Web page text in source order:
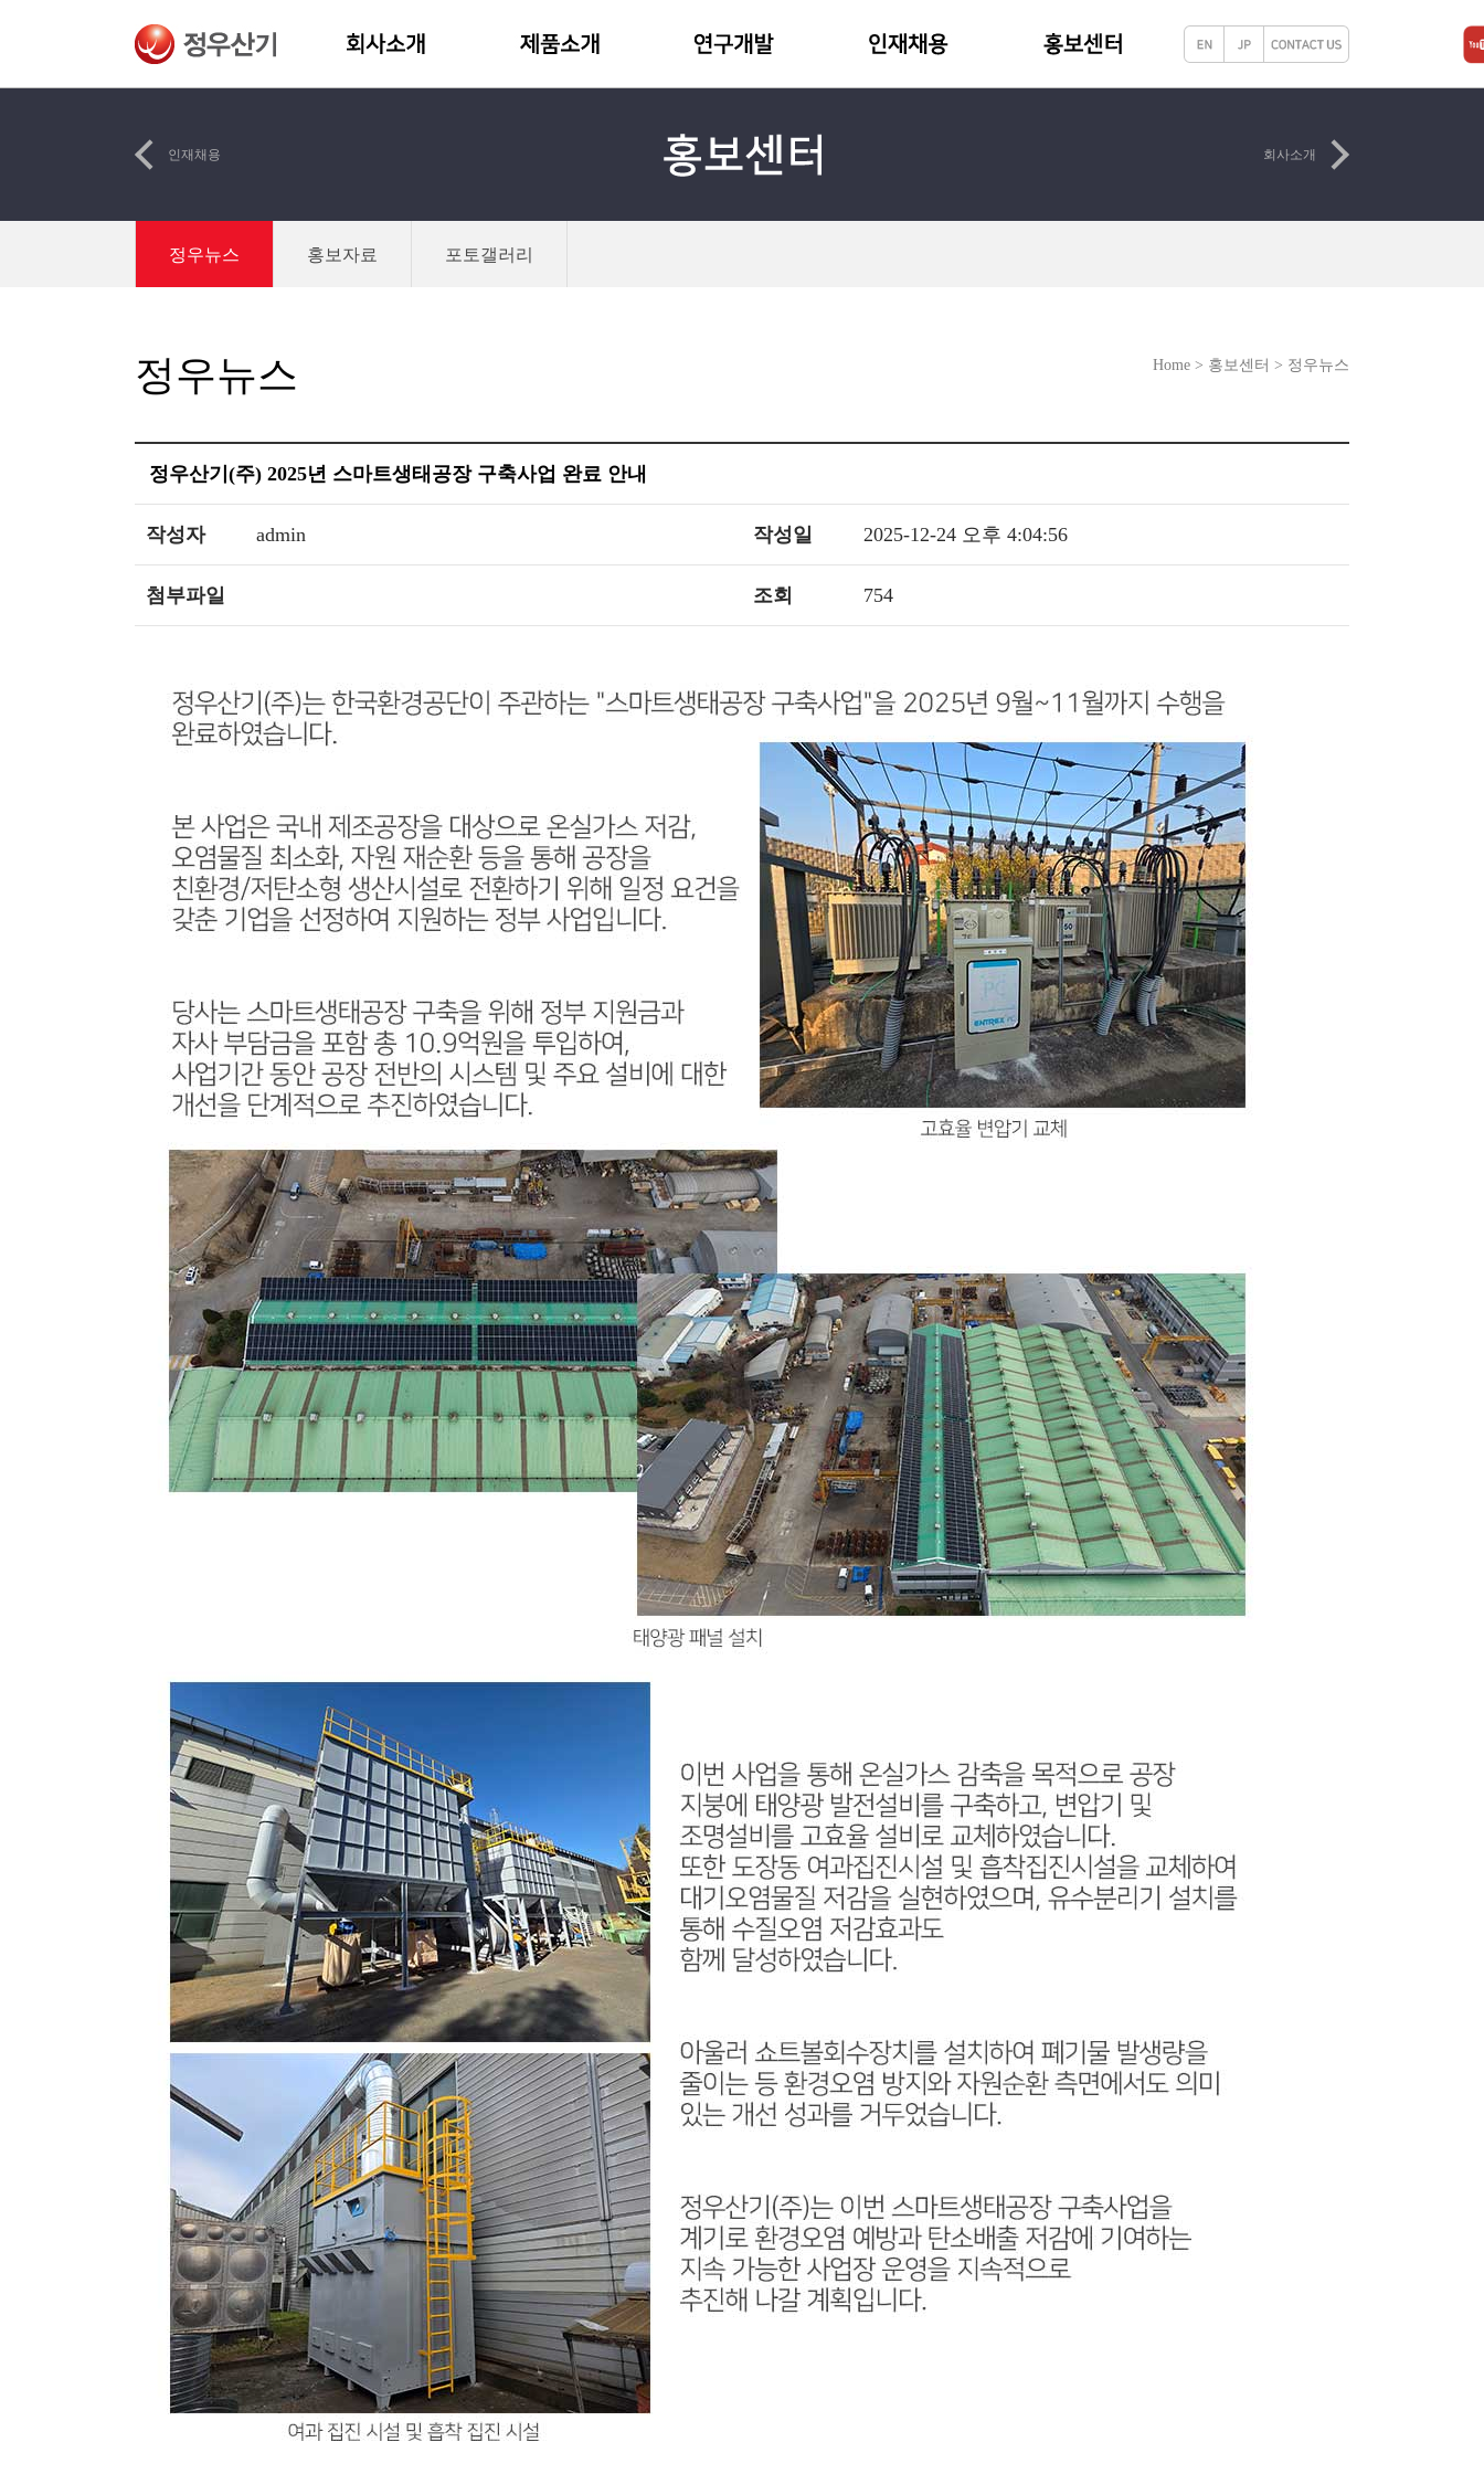
인재채용 회사소개
정우뉴스 홍보자료 포토갤러리
정우뉴스 Home > 홍보센터 > 정우뉴스
정우산기(주) 2025년 스마트생태공장 구축사업 완료 안내
작성자 admin 작성일 2025-12-24 오후 4:04:56
첨부파일 조회 754